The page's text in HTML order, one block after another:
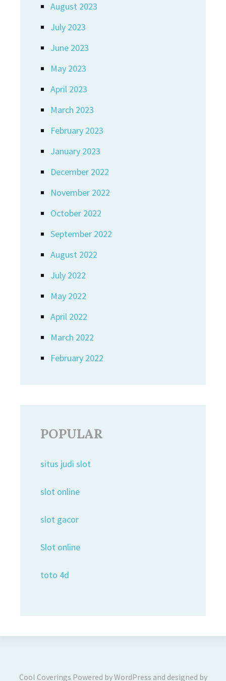
August 2023
July 2023
June 2023
May 2023
April 2023
March 2023
February 2023
January 2023
December 2022
November 2022
October 2022
September 2022
August 2022
July 2022
May 2022
April 2022
March 2022
February 2022
POPULAR
situs judi slot
slot online
slot gacor
Slot online
toto 4d
Cool Coverings Powered byWordPress and designed by